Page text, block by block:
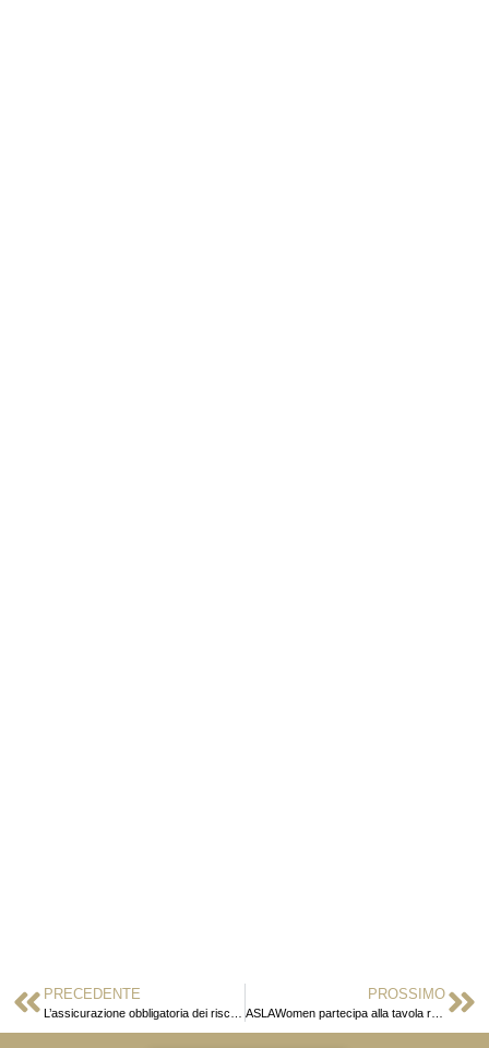
PRECEDENTE PROSSIMO
ASLAWomen partecipa alla tavola rotonda “La diversity tra etica e business”